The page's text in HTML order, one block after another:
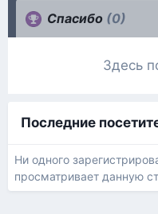
Спасибо (0)
Здесь
Последние
Ни одного
просматривает данную